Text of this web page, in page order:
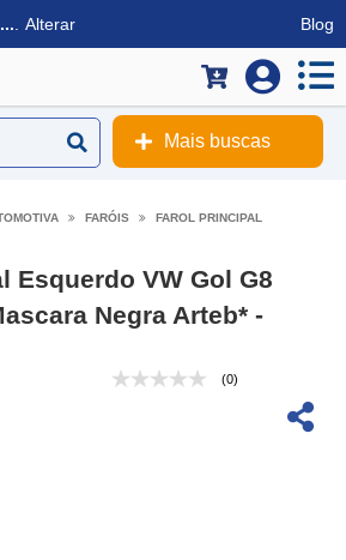
... Alterar Blog
Mais buscas
FARÓIS FAROL PRINCIPAL
Esquerdo VW Gol G8
Negra Arteb* -
(0)